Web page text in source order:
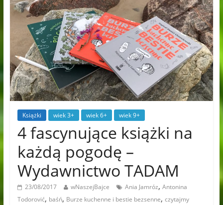
Książki wiek 3+ wiek 6+ wiek 9+
4 fascynujące książki na
każdą pogodę –
Wydawnictwo TADAM
23/08/2017 wNaszejBajce Ania Jamróz, Antonina
Todorović, baśń, Burze kuchenne i bestie bezsenne, czytajmy